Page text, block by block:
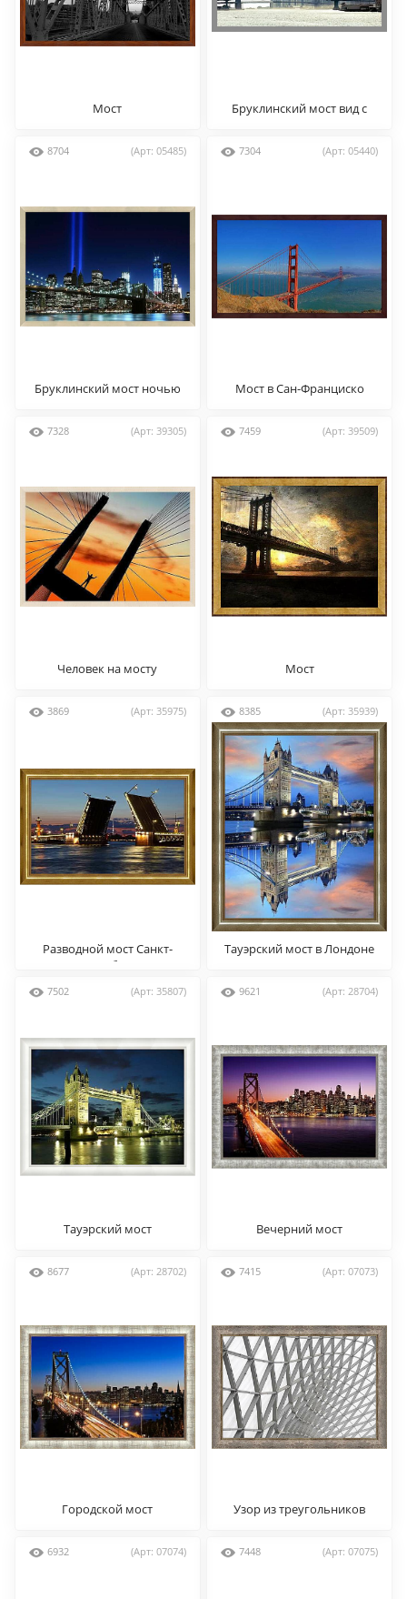
Мост
Бруклинский мост вид с
8704 (Арт: 05485)
Бруклинский мост ночью
7304 (Арт: 05440)
Мост в Сан-Франциско
7328 (Арт: 39305)
Человек на мосту
7459 (Арт: 39509)
Мост
3869 (Арт: 35975)
Разводной мост Санкт-
Петербург
8385 (Арт: 35939)
Тауэрский мост в Лондоне
7502 (Арт: 35807)
Тауэрский мост
9621 (Арт: 28704)
Вечерний мост
8677 (Арт: 28702)
Городской мост
7415 (Арт: 07073)
Узор из треугольников
6932 (Арт: 07074) 7448 (Арт: 07075)